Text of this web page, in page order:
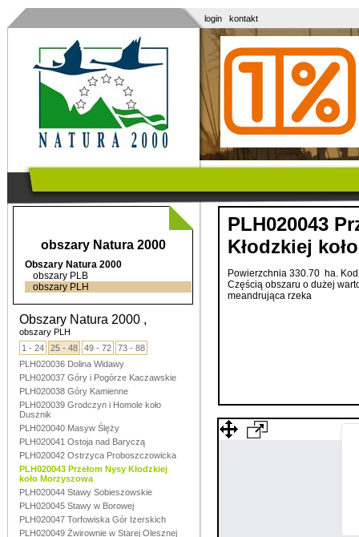
login kontakt
obszary Natura 2000
Obszary Natura 2000
obszary PLB
obszary PLH
Obszary Natura 2000 ,
obszary PLH
1 - 24
25 - 48 49 - 72
73 - 88
PLH020036 Dolina Widawy
PLH020037 Góry i Pogórze Kaczawskie
PLH020038 Góry Kamienne
PLH020039 Grodczyn i Homole koło
Dusznik
PLH020040 Masyw Ślęży
PLH020041 Ostoja nad Baryczą
PLH020042 Ostrzyca Proboszczowicka
PLH020043 Przełom Nysy Kłodzkiej
koło Morzyszowa
PLH020044 Stawy Sobieszowskie
PLH020045 Stawy w Borowej
PLH020047 Torfowiska Gór Izerskich
PLH020049 Żwirownie w Starej Olesznej
PLH020043
Kłodzkiej
Powierzchnia 330.70 ha.
Częścią obszaru o dużej
meandrująca rzeka